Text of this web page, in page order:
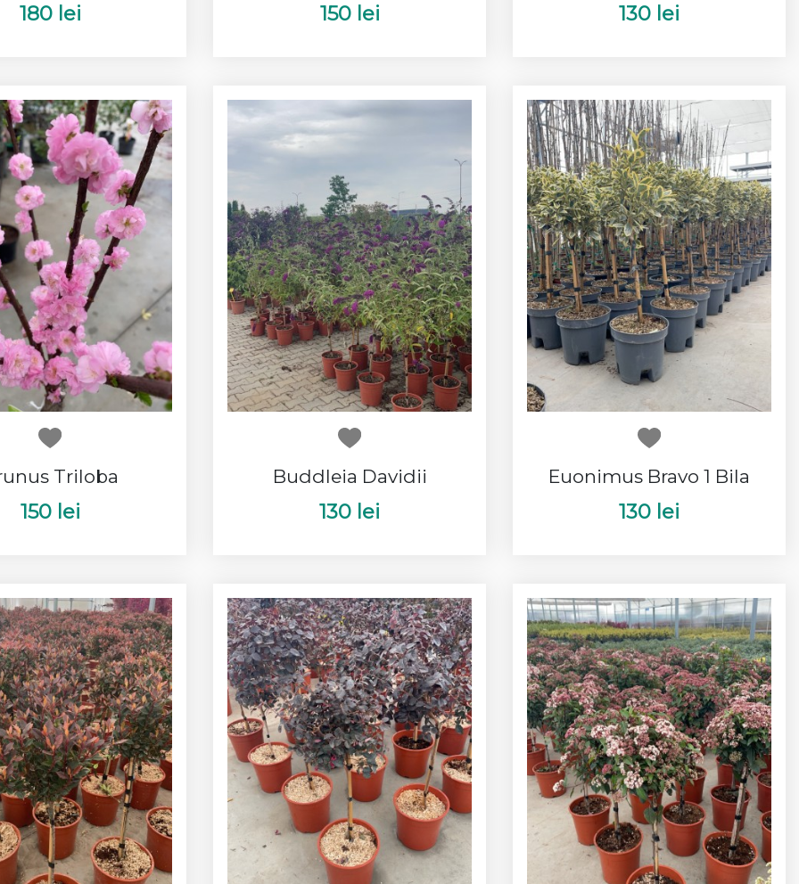
180 lei 150 lei 130 lei
Triloba
150 lei
Buddleia Davidii
130 lei
Euonimus Bravo 1 Bila
130 lei